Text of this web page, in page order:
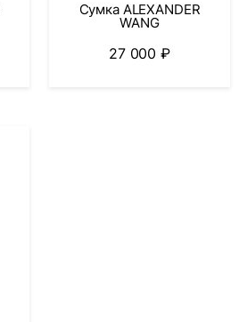
Сумка ALEXANDER
WANG
27 000₽